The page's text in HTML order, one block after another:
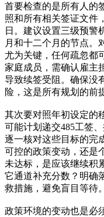
首要检查的是所有人的
照和所有相关签证文件
日。建议设置三级预警
月和十二个月的节点。
尤为关键，任何疏忽都
家庭成员，需确认雇主
导致续签受阻。确保没
险，这是所有规划的前
其次要对照年初设定的
可能计划递交485工签
逐一核对这些目标的完
可控的政策变动，还是
未达标，是应该继续积
它通道补充分数？明确
救措施，避免盲目等待。
政策环境的变动也是必